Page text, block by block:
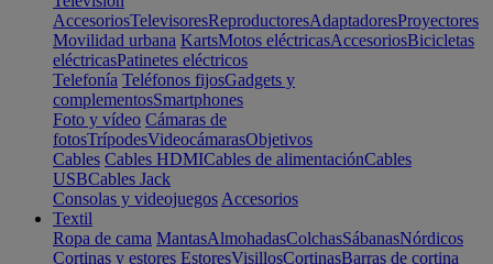
AccesoriosTelevisoresReproductoresAdaptadoresProyectores
Movilidad urbana KartsMotos eléctricasAccesoriosBicicletas
eléctricasPatinetes eléctricos
Telefonía Teléfonos fijosGadgets y
complementosSmartphones
Foto y vídeo Cámaras de
fotosTrípodesVideocámarasObjetivos
Cables Cables HDMICables de alimentaciónCables
USBCables Jack
Consolas y videojuegos Accesorios
Textil
Ropa de cama MantasAlmohadasColchasSábanasNórdicos
Cortinas y estores EstoresVisillosCortinasBarras de cortina